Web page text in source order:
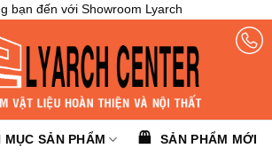
bạn đến với Showroom Lyarch
MỤC SẢN PHẨM SẢN PHẨM MỚI